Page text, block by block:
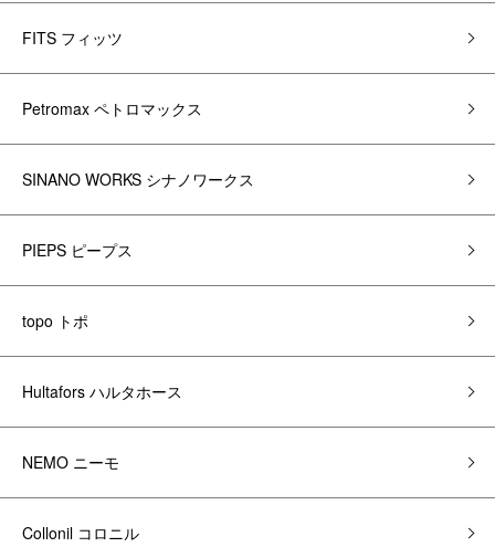
FITS フィッツ
Petromax ペトロマックス
SINANO WORKS シナノワークス
PIEPS ピープス
topo トポ
Hultafors ハルタホース
NEMO ニーモ
Collonil コロニル